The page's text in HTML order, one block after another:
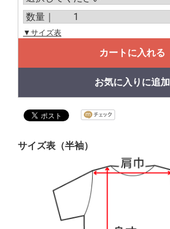
▼サイズ表
カートに入れる
お気に入りに追加
サイズ表（半袖）